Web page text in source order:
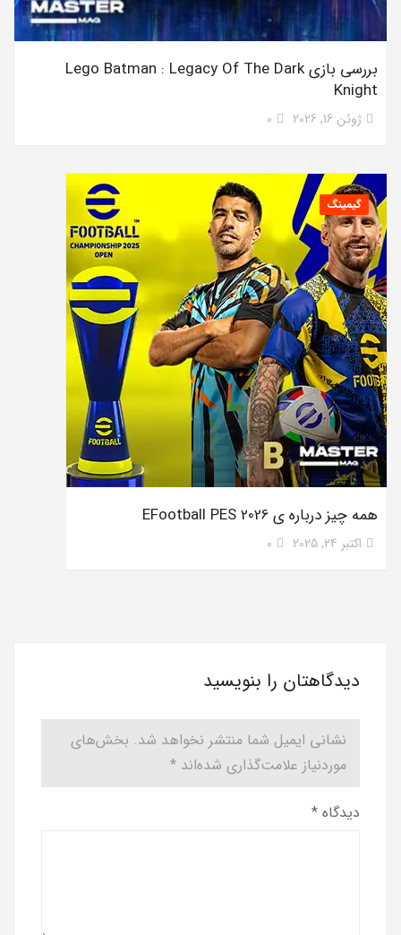
بررسی بازی Lego Batman : Legacy Of The Dark
Knight
ژوئن 16, 2026 0
گیمینگ
همه چیز درباره ی EFootball PES 2026
اکتبر 24, 2025 0
دیدگاهتان را بنویسید
نشانی ایمیل شما منتشر نخواهد شد. بخش‌های
موردنیاز علامت‌گذاری شده‌اند *
دیدگاه *